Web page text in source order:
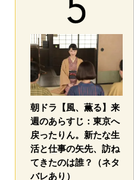
朝ドラ【風、薫る】来
週のあらすじ：東京へ
戻ったりん。新たな生
活と仕事の矢先、訪ね
てきたのは誰？（ネタ
バレあり）